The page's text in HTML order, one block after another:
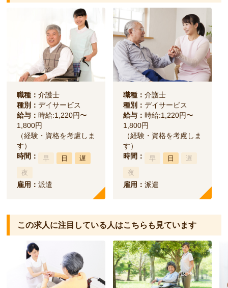
職種：介護士
種別：デイサービス
給与：時給:1,220円〜
1,800円
（経験・資格を考慮しま
す）
時間：
早 日
遅
夜
雇用：派遣
職種：介護士
種別：デイサービス
給与：時給:1,220円〜
1,800円
（経験・資格を考慮しま
す）
時間：
早 日
遅
夜
雇用：派遣
この求人に注目している人はこちらも見ています